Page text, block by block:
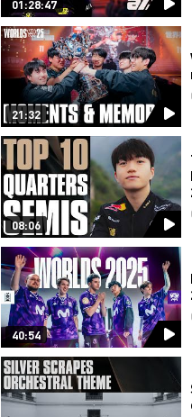
01:28:47
21:32
08:06
40:54